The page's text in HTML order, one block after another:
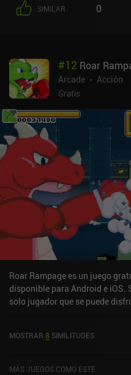
SIMILAR 0
#12 Roar
Arcade
Acción
Gratis
Roar Rampage es un juego
disponible para Android e iOS.
solo jugador que se puede
en la App Store de iOS.
MOSTRAR 8 SIMILITUDES
MÁS JUEGOS COMO ESTE